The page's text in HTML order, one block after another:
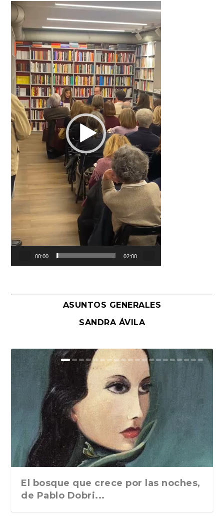
Reproductor
de
vídeo
00:00 02:00
ASUNTOS GENERALES
SANDRA ÁVILA
El bosque que crece por las noches,
de Pablo Dobri...